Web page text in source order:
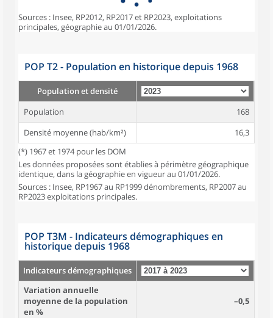
Sources : Insee, RP2012, RP2017 et RP2023, exploitations
principales, géographie au 01/01/2026.
POP T2 - Population en historique depuis 1968
Population et densité
Population
168
Densité moyenne (hab/km²)
16,3
(*) 1967 et 1974 pour les DOM
Les données proposées sont établies à périmètre géographique
identique, dans la géographie en vigueur au 01/01/2026.
Sources : Insee, RP1967 au RP1999 dénombrements, RP2007 au
RP2023 exploitations principales.
POP T3M - Indicateurs démographiques en
historique depuis 1968
Indicateurs démographiques
Variation annuelle
moyenne de la population
en %
–0,5